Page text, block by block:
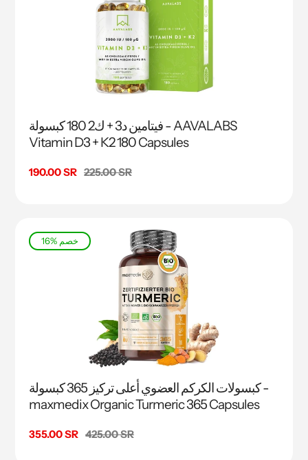
فيتامين د3 + ك2 180 كبسولة - AAVALABS
Vitamin D3 + K2 180 Capsules
سعر
190.00 SR السعر
225.00 SR
16% خصم
كبسولات الكركم العضوي أعلى تركيز 365 كبسولة -
maxmedix Organic Turmeric 365 Capsules
سعر
355.00 SR السعر
425.00 SR